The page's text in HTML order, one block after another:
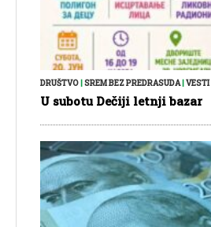
DRUŠTVO SREM BEZ PREDRASUDA| VESTI|
U subotu Dečiji letnji bazar